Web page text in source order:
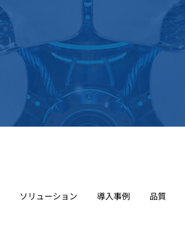
ソリューション 導入事例 品質